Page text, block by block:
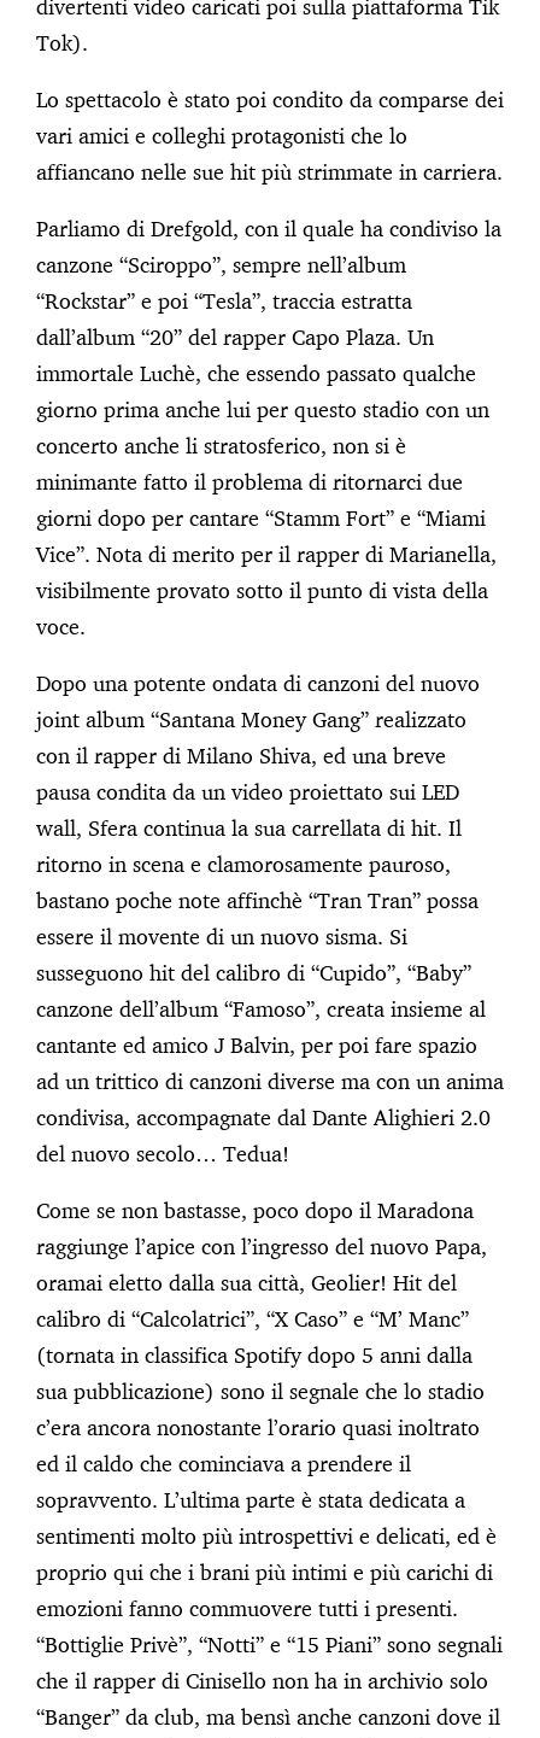
divertenti video caricati poi sulla piattaforma Tik
Tok).
Lo spettacolo è stato poi condito da comparse dei
vari amici e colleghi protagonisti che lo
affiancano nelle sue hit più strimmate in carriera.
Parliamo di Drefgold, con il quale ha condiviso la
canzone “Sciroppo”, sempre nell’album
“Rockstar” e poi “Tesla”, traccia estratta
dall’album “20” del rapper Capo Plaza. Un
immortale Luchè, che essendo passato qualche
giorno prima anche lui per questo stadio con un
concerto anche li stratosferico, non si è
minimante fatto il problema di ritornarci due
giorni dopo per cantare “Stamm Fort” e “Miami
Vice”. Nota di merito per il rapper di Marianella,
visibilmente provato sotto il punto di vista della
voce.
Dopo una potente ondata di canzoni del nuovo
joint album “Santana Money Gang” realizzato
con il rapper di Milano Shiva, ed una breve
pausa condita da un video proiettato sui LED
wall, Sfera continua la sua carrellata di hit. Il
ritorno in scena e clamorosamente pauroso,
bastano poche note affinchè “Tran Tran” possa
essere il movente di un nuovo sisma. Si
susseguono hit del calibro di “Cupido”, “Baby”
canzone dell’album “Famoso”, creata insieme al
cantante ed amico J Balvin, per poi fare spazio
ad un trittico di canzoni diverse ma con un anima
condivisa, accompagnate dal Dante Alighieri 2.0
del nuovo secolo… Tedua!
Come se non bastasse, poco dopo il Maradona
raggiunge l’apice con l’ingresso del nuovo Papa,
oramai eletto dalla sua città, Geolier! Hit del
calibro di “Calcolatrici”, “X Caso” e “M’ Manc”
(tornata in classifica Spotify dopo 5 anni dalla
sua pubblicazione) sono il segnale che lo stadio
c’era ancora nonostante l’orario quasi inoltrato
ed il caldo che cominciava a prendere il
sopravvento. L’ultima parte è stata dedicata a
sentimenti molto più introspettivi e delicati, ed è
proprio qui che i brani più intimi e più carichi di
emozioni fanno commuovere tutti i presenti.
“Bottiglie Privè”, “Notti” e “15 Piani” sono segnali
che il rapper di Cinisello non ha in archivio solo
“Banger” da club, ma bensì anche canzoni dove il